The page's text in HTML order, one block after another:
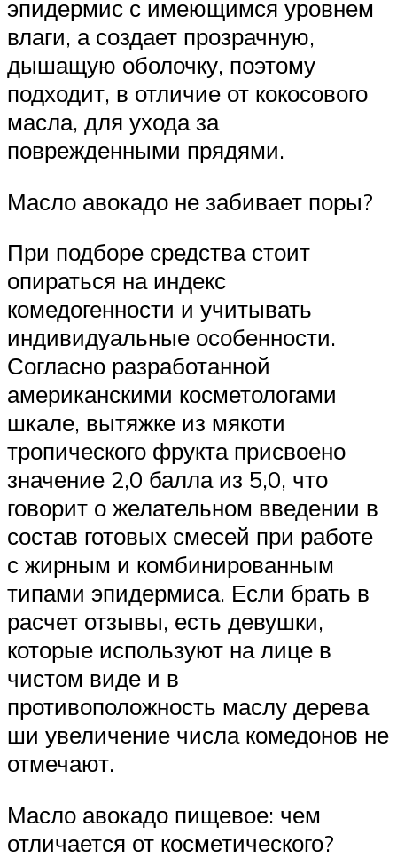
эпидермис с имеющимся уровнем
влаги, а создает прозрачную,
дышащую оболочку, поэтому
подходит, в отличие от кокосового
масла, для ухода за
поврежденными прядями.
Масло авокадо не забивает поры?
При подборе средства стоит
опираться на индекс
комедогенности и учитывать
индивидуальные особенности.
Согласно разработанной
американскими косметологами
шкале, вытяжке из мякоти
тропического фрукта присвоено
значение 2,0 балла из 5,0, что
говорит о желательном введении в
состав готовых смесей при работе
с жирным и комбинированным
типами эпидермиса. Если брать в
расчет отзывы, есть девушки,
которые используют на лице в
чистом виде и в
противоположность маслу дерева
ши увеличение числа комедонов не
отмечают.
Масло авокадо пищевое: чем
отличается от косметического?